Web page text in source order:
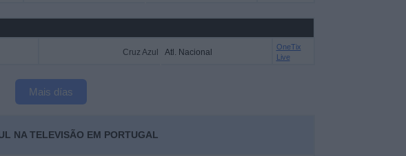
Cruz Azul Atl. Nacional
OneTix
Live
Mais días
NA TELEVISÃO EM PORTUGAL